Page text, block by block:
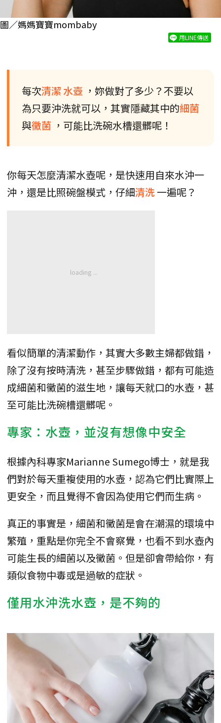
圖／媽媽寶寶mombaby
用LINE傳送
每次清潔水壺 ，妳做對了多少？不要以
為只要沖洗就可以，其實隱藏其中的細菌
與黴菌 ，可能比洗碗水槽還髒呢！
你每天怎麼清潔水壺呢，是快速用自來水沖一
沖，還是比照碗盤模式，仔細清洗一遍呢？
看似簡單的清潔動作，其實大多數主婦都做錯，
除了沒有按時清洗，甚至步驟做錯，都有可能造
成細菌和黴菌的滋生地，讓每天就口的水壺，甚
至可能比洗碗槽還髒呢。
專家：水壺，並沒有想像中安全
根據內科專家Marianne Sumego博士，就是我
們對於每天重複使用的水壺，認為它們比實際上
更安全，而且覺得不會因為使用它們而生病。
真正的事實是，細菌和黴菌是會在潮濕的環境中
繁殖，重點是你完全不會察覺，也看不到水壺內
可能生長的細菌以及黴菌。但是卻會帶給你，有
類似食物中毒或是過敏的症狀。
僅用水沖洗水壺，是不夠的